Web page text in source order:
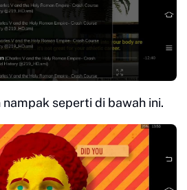
seperti di bawah ini.